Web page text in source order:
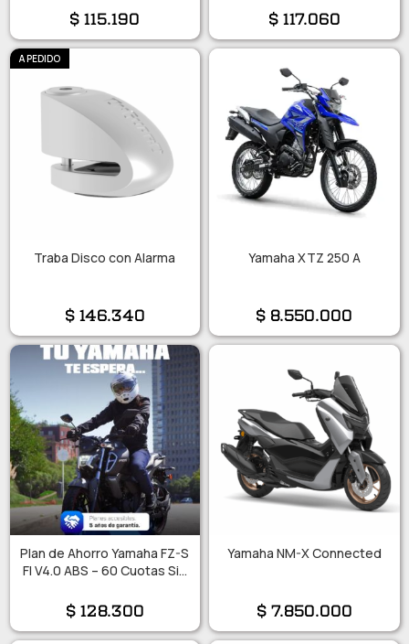
$115.190 $117.060
A PEDIDO
Traba Disco con Alarma
$146.340
Yamaha XTZ 250 A
$ 8.550.000
Plan de Ahorro Yamaha FZ-S
FI V4.0 ABS – 60 Cuotas Sin
$128.300
Yamaha NM-X Connected
$7.850.000